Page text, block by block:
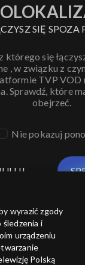
SIĘ SPOZA
którego się
, w związku z
TVP VOD
Sprawdź, które
obejrzeć.
Nie pokazuj
wyrazić zgody
i
urządzeniu
Polską